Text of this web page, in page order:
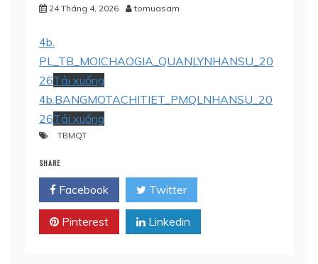
24 Tháng 4, 2026 tomuasam
4b.
PL_TB_MOICHAOGIA_QUANLYNHANSU_20
26Tải xuống
4b.BANGMOTACHITIET_PMQLNHANSU_20
26Tải xuống
TBMQT
SHARE
Facebook Twitter
Pinterest Linkedin